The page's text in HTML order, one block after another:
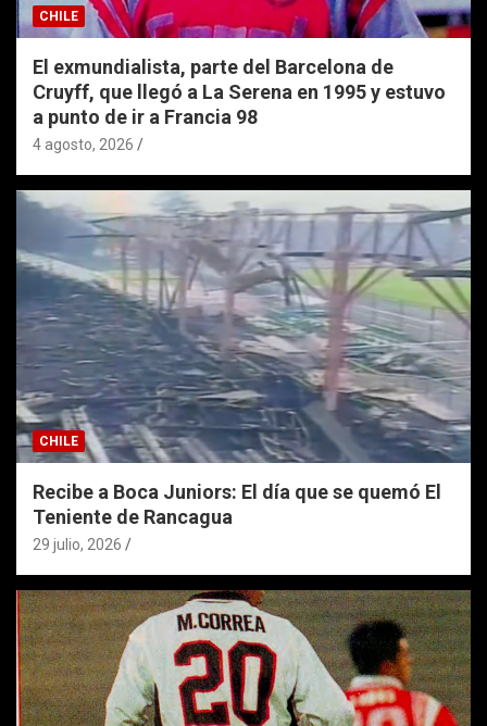
CHILE
El exmundialista, parte del Barcelona de
Cruyff, que llegó a La Serena en 1995 y estuvo
a punto de ir a Francia 98
4 agosto, 2026
CHILE
Recibe a Boca Juniors: El día que se quemó El
Teniente de Rancagua
29 julio, 2026